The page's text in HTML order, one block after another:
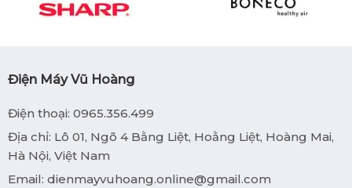
Điện Máy Vũ Hoàng
Điện thoại: 0965.356.499
Địa chỉ: Lô 01, Ngõ 4 Bằng Liệt, Hoằng Liệt, Hoàng Mai,
Hà Nội, Việt Nam
Email: dienmayvuhoang.online@gmail.com